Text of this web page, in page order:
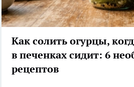
Как солить огурцы,
в печенках сидит: 6
рецептов